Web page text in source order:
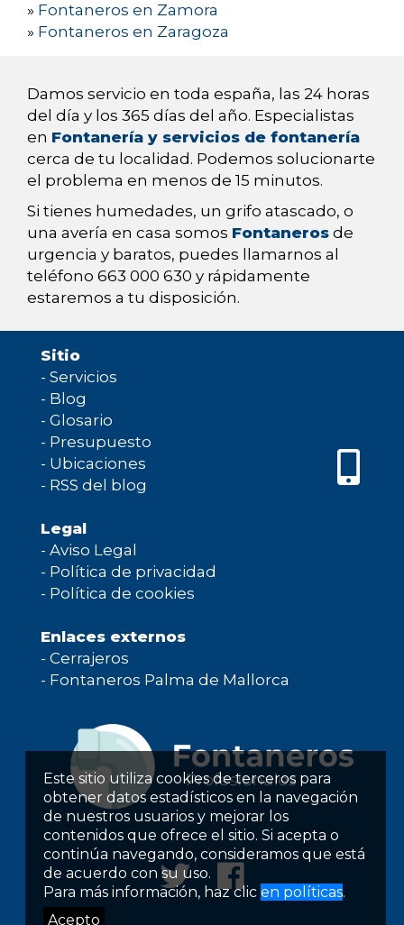
Este sitio utiliza cookies de terceros para
obtener datos estadísticos en la navegación
de nuestros usuarios y mejorar los
contenidos que ofrece el sitio. Si acepta o
continúa navegando, consideramos que está
de acuerdo con su uso.
Para más información, haz clic en políticas.
Acepto
» Fontaneros en Zamora
» Fontaneros en Zaragoza
Damos servicio en toda españa, las 24 horas
del día y los 365 días del año. Especialistas
en Fontanería y servicios de fontanería
cerca de tu localidad. Podemos solucionarte
el problema en menos de 15 minutos.
Si tienes humedades, un grifo atascado, o
una avería en casa somos Fontaneros de
urgencia y baratos, puedes llamarnos al
teléfono 663 000 630 y rápidamente
estaremos a tu disposición.
Sitio
- Servicios
- Blog
- Glosario
- Presupuesto
- Ubicaciones
- RSS del blog
Legal
- Aviso Legal
- Política de privacidad
- Política de cookies
Enlaces externos
- Cerrajeros
- Fontaneros Palma de Mallorca